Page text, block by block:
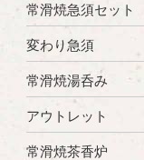
常滑焼急須セット
変わり急須
常滑焼湯呑み
アウトレット
常滑焼茶香炉